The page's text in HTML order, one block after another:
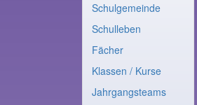
Schulgemeinde
Schulleben
Fächer
Klassen / Kurse
Jahrgangsteams